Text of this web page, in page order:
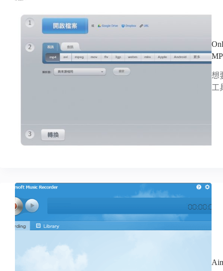
想
工